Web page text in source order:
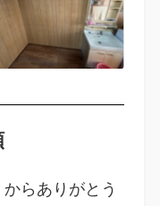
らありがとう